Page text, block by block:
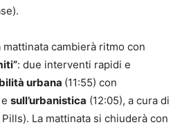
cambierà ritmo con
: due interventi rapidi e
urbana (11:55) con
sull’urbanistica (12:05), a cura di
La mattinata si chiuderà con